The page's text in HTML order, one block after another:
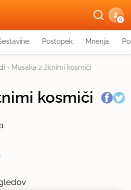
G
Postopek Mnenja
› Musaka z žitnimi kosmiči
kosmiči